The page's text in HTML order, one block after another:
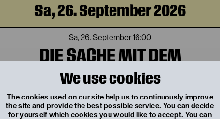
We use cookies
The cookies used on our site help us to continuously improve
the site and provide the best possible service. You can decide
for yourself which cookies you would like to accept. You can
Sa, 26. September 2026
Sa, 26. September16:00
DIE SACHE MIT DEM
GRUSELWUSEL
von Christine Nöstlinger
TICKETS
€24